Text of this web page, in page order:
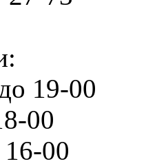
19‑00